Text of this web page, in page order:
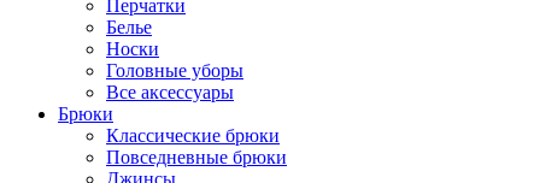
Перчатки
Белье
Носки
Головные уборы
Все аксессуары
Брюки
Классические брюки
Повседневные брюки
Джинсы